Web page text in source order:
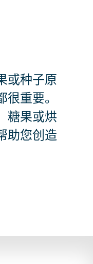
或种子原
重要。
糖果或烘
助您创造